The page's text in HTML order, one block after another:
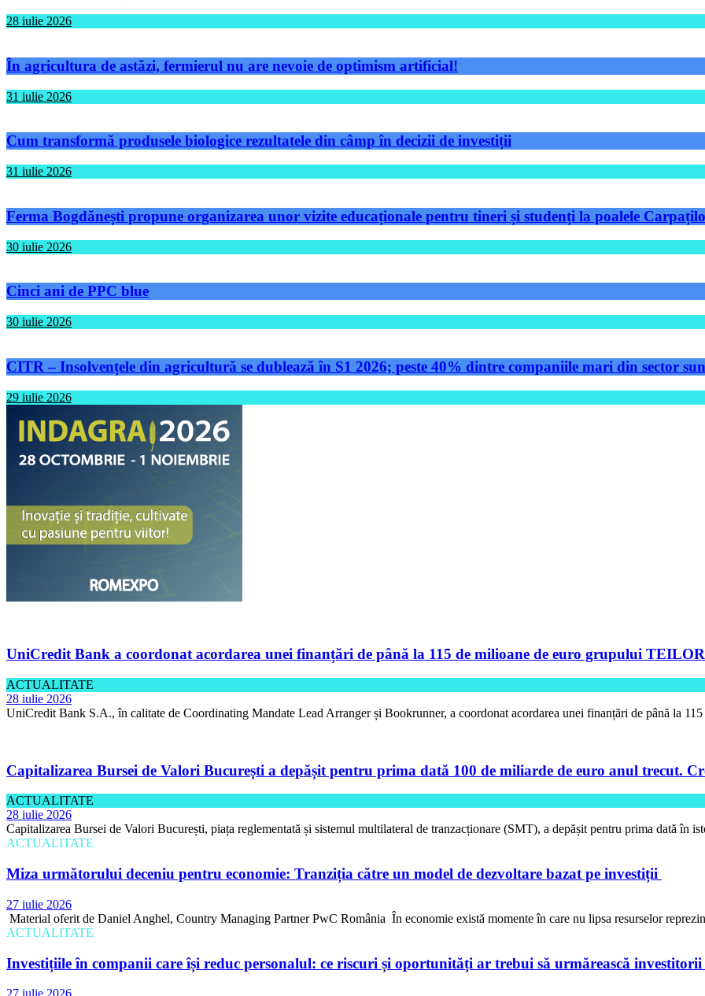
28 iulie 2026
În agricultura de astăzi, fermierul nu are nevoie de optimism artificial!
31 iulie 2026
Cum transformă produsele biologice rezultatele din câmp în decizii de investiții
31 iulie 2026
Ferma Bogdănești propune organizarea unor vizite educaționale pentru tineri și studenți la poalele
30 iulie 2026
Cinci ani de PPC blue
30 iulie 2026
CITR – Insolvențele din agricultură se dublează în S1 2026; peste 40% dintre companiile mari din sector
29 iulie 2026
UniCredit Bank a coordonat acordarea unei finanțări de până la 115 de milioane de euro grupului TEILOR
ACTUALITATE
28 iulie 2026
UniCredit Bank S.A., în calitate de Coordinating Mandate Lead Arranger și Bookrunner, a coordonat acordarea unei finanțări de până la 115
Capitalizarea Bursei de Valori București a depășit pentru prima dată 100 de miliarde de euro anul trecut.
ACTUALITATE
28 iulie 2026
Capitalizarea Bursei de Valori București, piața reglementată și sistemul multilateral de tranzacționare (SMT), a depășit pentru prima dată în
ACTUALITATE
Miza următorului deceniu pentru economie: Tranziția către un model de dezvoltare bazat pe investiții
27 iulie 2026
Material oferit de Daniel Anghel, Country Managing Partner PwC România În economie există momente în care nu lipsa resurselor
ACTUALITATE
Investițiile în companii care își reduc personalul: ce riscuri și oportunități ar trebui să urmărească